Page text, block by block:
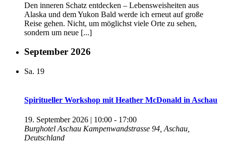
Den inneren Schatz entdecken – Lebensweisheiten aus
Alaska und dem Yukon Bald werde ich erneut auf große
Reise gehen. Nicht, um möglichst viele Orte zu sehen,
sondern um neue [...]
September 2026
Sa. 19
Spiritueller Workshop mit Heather McDonald in Aschau
19. September 2026 | 10:00 - 17:00
Burghotel Aschau Kampenwandstrasse 94, Aschau,
Deutschland